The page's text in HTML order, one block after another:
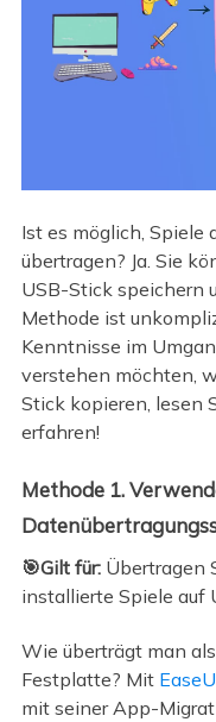
Ist es möglich, Spiele
übertragen? Ja. Sie
USB-Stick speichern
Methode ist
Kenntnisse im
verstehen möchten,
Stick kopieren, lesen
erfahren!
Methode 1.
🎯Gilt für:Übertragen
installierte Spiele auf
Wie überträgt man
Festplatte? Mit
mit seiner App-